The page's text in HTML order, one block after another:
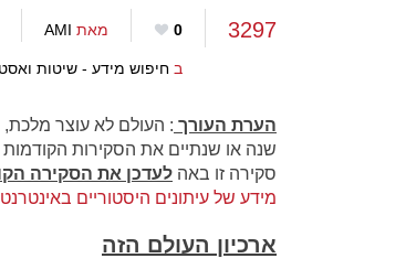
3297
0 מאת AMI
ב חיפוש מידע - שיטות
הערת העורך : העולם לא עוצר מלכת,
שנה או שנתיים את הסקירות
סקירה זו באה לעדכן את הסקירה
מידע של עיתונים היסטוריים באינטרנט
ארכיון העולם הזה